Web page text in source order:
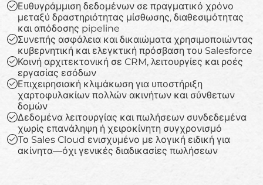
Ευθυγράμμιση δεδομένων σε πραγματικό χρόνο
μεταξύ δραστηριότητας μίσθωσης, διαθεσιμότητας
και απόδοσης pipeline
Συνεπής ασφάλεια και δικαιώματα χρησιμοποιώντας
κυβερνητική και ελεγκτική πρόσβαση του Salesforce
Κοινή αρχιτεκτονική σε CRM, λειτουργίες και ροές
εργασίας εσόδων
Επιχειρησιακή κλιμάκωση για υποστήριξη
χαρτοφυλακίων πολλών ακινήτων και σύνθετων
δομών
Δεδομένα λειτουργίας και πωλήσεων συνδεδεμένα
χωρίς επανάληψη ή χειροκίνητη συγχρονισμό
Το Sales Cloud ενισχυμένο με λογική ειδική για
ακίνητα—όχι γενικές διαδικασίες πωλήσεων